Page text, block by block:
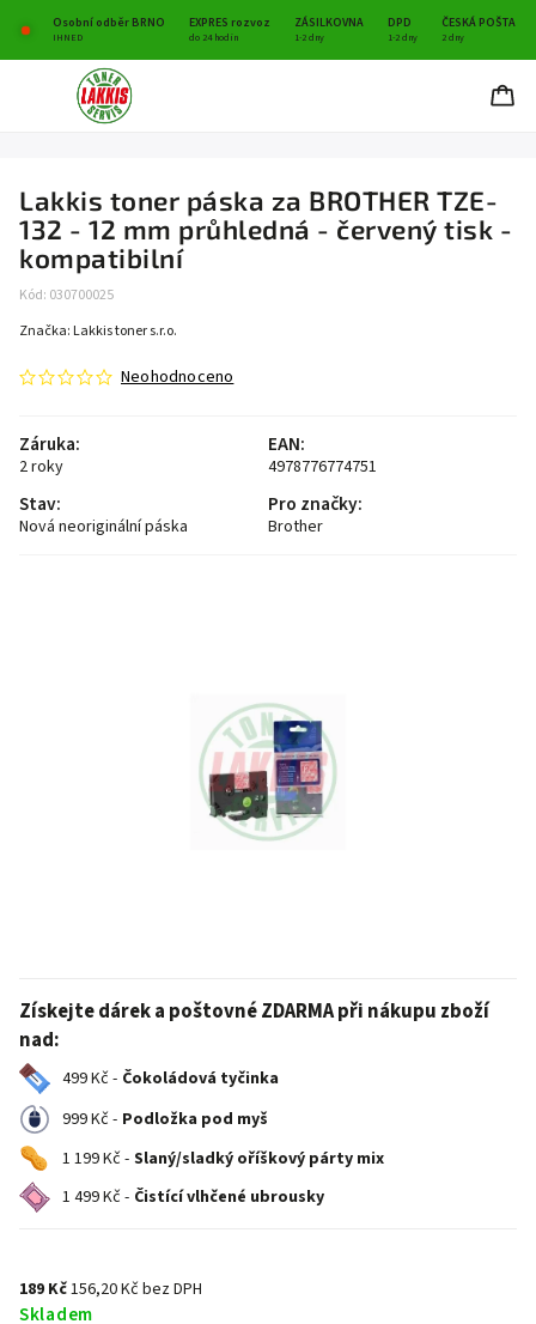
Osobní odběr BRNO EXPRES rozvoz ZÁSILKOVNA DPD ČESKÁ POŠTA
IHNED do 24 hodin 1-2 dny 1-2 dny 2 dny
Lakkis toner páska za BROTHER TZE-
132 - 12 mm průhledná - červený tisk -
kompatibilní
Kód: 030700025
Neohodnoceno
Záruka:
2 roky
EAN:
4978776774751
Stav:
Nová neoriginální páska
Pro značky:
Brother
Značka: Lakkis toner s.r.o.
Získejte dárek a poštovné ZDARMA při nákupu zboží
nad:
499 Kč - Čokoládová tyčinka
999 Kč - Podložka pod myš
1 199 Kč - Slaný/sladký oříškový párty mix
1 499 Kč - Čistící vlhčené ubrousky
189 Kč156,20 Kč bez DPH
Skladem